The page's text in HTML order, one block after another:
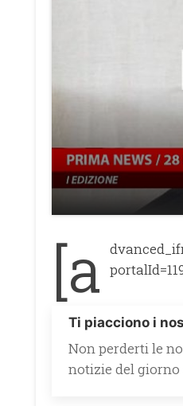
[a
Ti piacciono i
Non perderti le
notizie del giorno